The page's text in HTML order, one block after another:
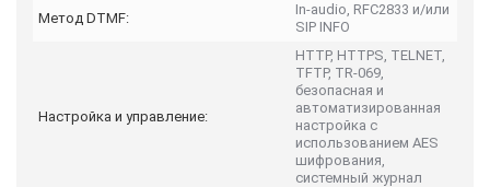
Метод DTMF:
In-audio, RFC2833 и/или
SIP INFO
Настройка и управление:
HTTP, HTTPS, TELNET,
TFTP, TR-069,
безопасная и
автоматизированная
настройка с
использованием AES
шифрования,
системный журнал